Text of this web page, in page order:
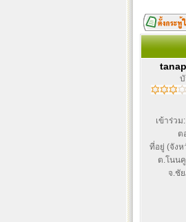
เข้าร่วม
ต
ที่อยู่ (จัง
ต.โนน
จ.ชั